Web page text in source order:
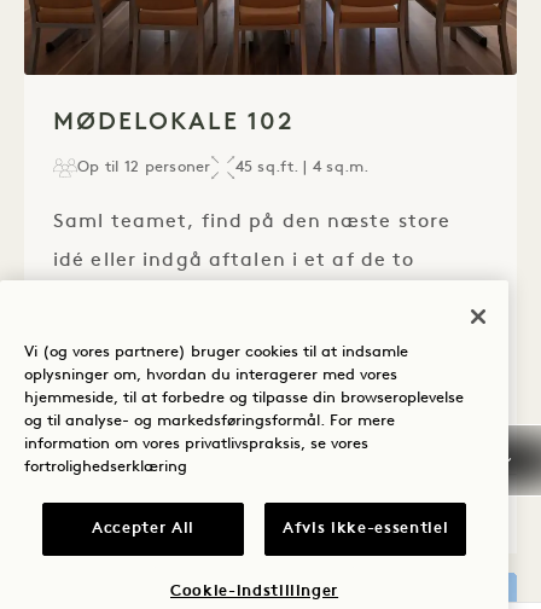
MØDELOKALE 102
Op til 12 personer 45 sq.ft. | 4 sq.m.
Saml teamet, find på den næste store
idé eller indgå aftalen i et af de to
planlægningen, så du kan koncentrere
dig om forretningen.
SE DETALJER
Vi (og vores partnere) bruger cookies til at indsamle
oplysninger om, hvordan du interagerer med vores
hjemmeside, til at forbedre og tilpasse din browseroplevelse
og til analyse- og markedsføringsformål. For mere
information om vores privatlivspraksis, se vores
fortrolighedserklæring
Accepter All Afvis ikke-essentiel
Cookie-indstillinger